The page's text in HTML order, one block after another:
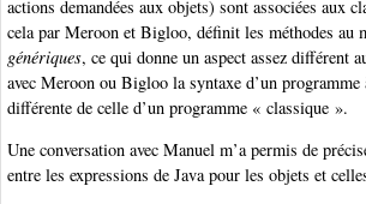
actions demandées aux objets) sont associées aux
cela par Meroon et Bigloo, définit les méthodes au
génériques, ce qui donne un aspect assez différent
avec Meroon ou Bigloo la syntaxe d’un programme
différente de celle d’un programme « classique ».
Une conversation avec Manuel m’a permis de
entre les expressions de Java pour les objets et